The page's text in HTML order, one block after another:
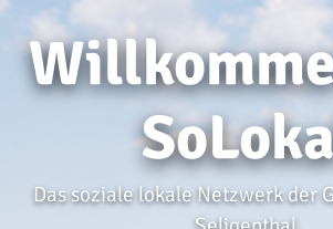
Das soziale lokale Netzwerk der